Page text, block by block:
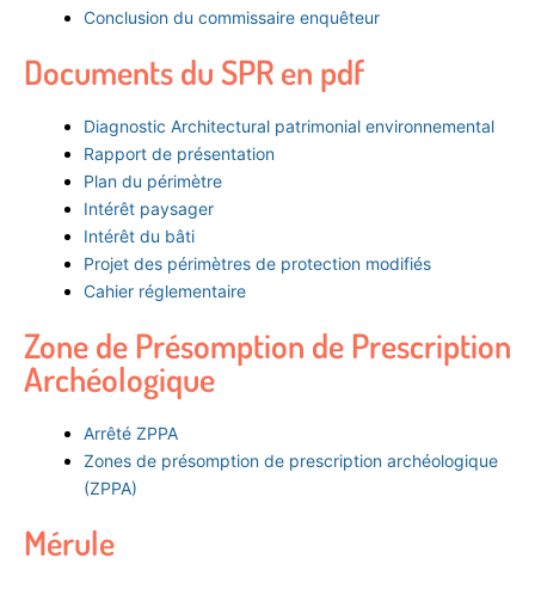
Conclusion du commissaire enquêteur
Documents du SPR en pdf
Diagnostic Architectural patrimonial environnemental
Rapport de présentation
Plan du périmètre
Intérêt paysager
Intérêt du bâti
Projet des périmètres de protection modifiés
Cahier réglementaire
Zone de Présomption de Prescription
Archéologique
Arrêté ZPPA
Zones de présomption de prescription archéologique
(ZPPA)
Mérule